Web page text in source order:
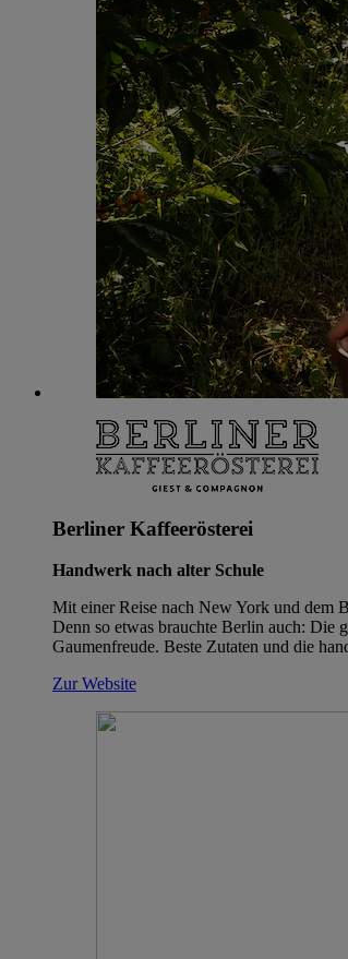
Berliner Kaffeerösterei
Handwerk nach alter Schule
Mit einer Reise nach New York und dem
Denn so etwas brauchte Berlin auch: Die
Gaumenfreude. Beste Zutaten und die
Zur Website